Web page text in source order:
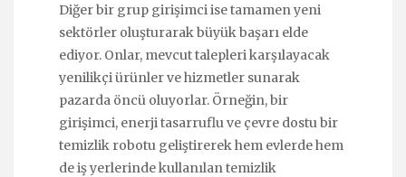
Diğer bir grup girişimci ise tamamen yeni
sektörler oluşturarak büyük başarı elde
ediyor. Onlar, mevcut talepleri karşılayacak
yenilikçi ürünler ve hizmetler sunarak
pazarda öncü oluyorlar. Örneğin, bir
girişimci, enerji tasarruflu ve çevre dostu bir
temizlik robotu geliştirerek hem evlerde hem
de iş yerlerinde kullanılan temizlik